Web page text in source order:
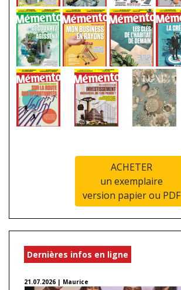
ACHETER
un exemplaire
version papier ou PDF
Dernières infos en ligne
21.07.2026 | Maurice